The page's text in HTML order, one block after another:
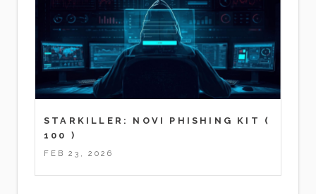
STARKILLER: NOVI PHISHING KIT
(
100 )
FEB 23, 2026